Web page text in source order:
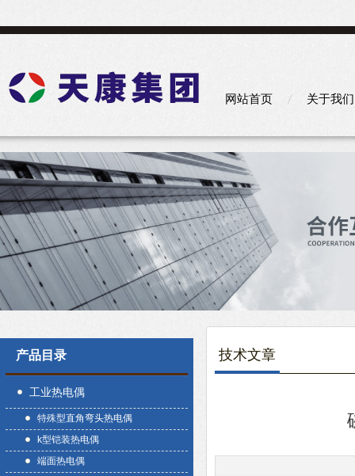
网站首页 关于我们
产品目录
工业热电偶
特殊型直角弯头热电偶
k型铠装热电偶
端面热电偶
技术文章